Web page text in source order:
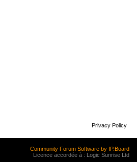
Privacy Policy
Community Forum Software by IP.Board
Licence accordée à : Logic Sunrise Ltd